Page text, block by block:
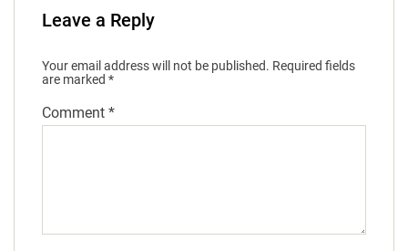
Leave a Reply
Your email address will not be published. Required fields
are marked *
Comment *